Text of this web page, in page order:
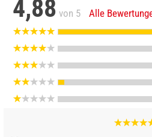
4,88 von 5
Alle